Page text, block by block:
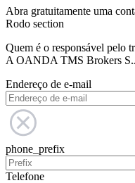
Abra gratuitamente uma
Rodo section
Quem é o responsável pelo
A OANDA TMS Brokers
Endereço de e-mail
phone_prefix
Telefone